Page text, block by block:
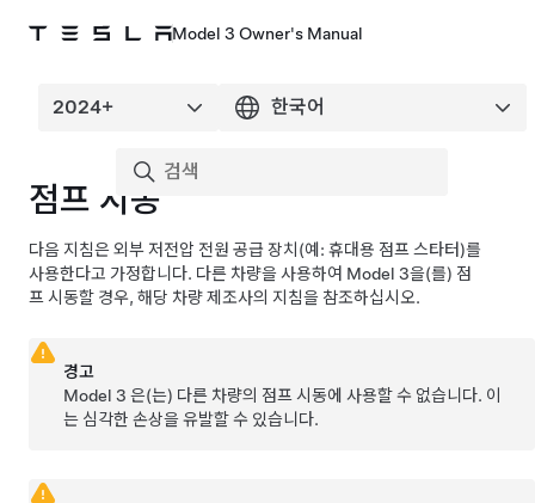
Model 3 Owner's Manual
점프 시동
다음 지침은 외부저전압 전원 공급 장치(예: 휴대용 점프 스타터)를
사용한다고 가정합니다. 다른 차량을 사용하여 Model 3을(를) 점
프 시동할 경우, 해당 차량 제조사의 지침을 참조하십시오.
경고
Model 3 은(는) 다른 차량의 점프 시동에 사용할 수 없습니다. 이
는 심각한 손상을 유발할 수 있습니다.